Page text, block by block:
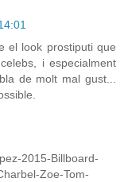
el look prostiputi que
i especialment
de molt mal gust...
2015-Billboard-
Zoe-Tom-